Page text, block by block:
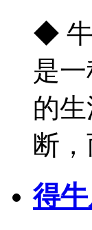
◆ 牛
是
的
断
得